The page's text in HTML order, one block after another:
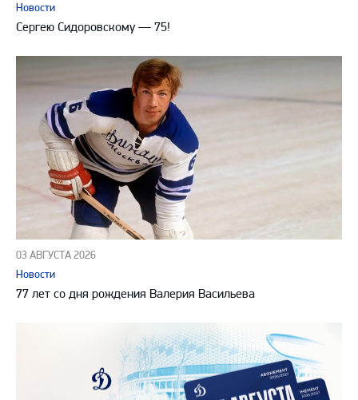
Новости
Сергею Сидоровскому — 75!
03 АВГУСТА 2026
Новости
77 лет со дня рождения Валерия Васильева